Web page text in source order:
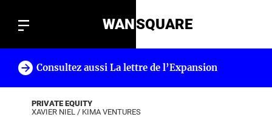
WANSQUARE
Consultez aussi La lettre de l’Expansion
PRIVATE EQUITY
XAVIER NIEL / KIMA VENTURES